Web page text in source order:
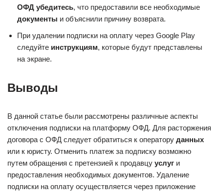
ОФД убедитесь, что предоставили все необходимые
документы и объяснили причину возврата.
При удалении подписки на оплату через Google Play
следуйте инструкциям, которые будут представлены
на экране.
Выводы
В данной статье были рассмотрены различные аспекты
отключения подписки на платформу ОФД. Для расторжения
договора с ОФД следует обратиться к оператору данных
или к юристу. Отменить платеж за подписку возможно
путем обращения с претензией к продавцу услуг и
предоставления необходимых документов. Удаление
подписки на оплату осуществляется через приложение